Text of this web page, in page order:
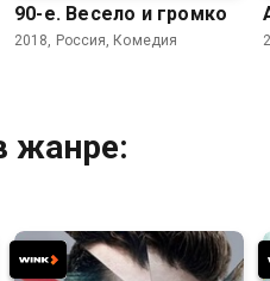
90-е. Весело и громко
2018, Россия, Комедия
жанре: